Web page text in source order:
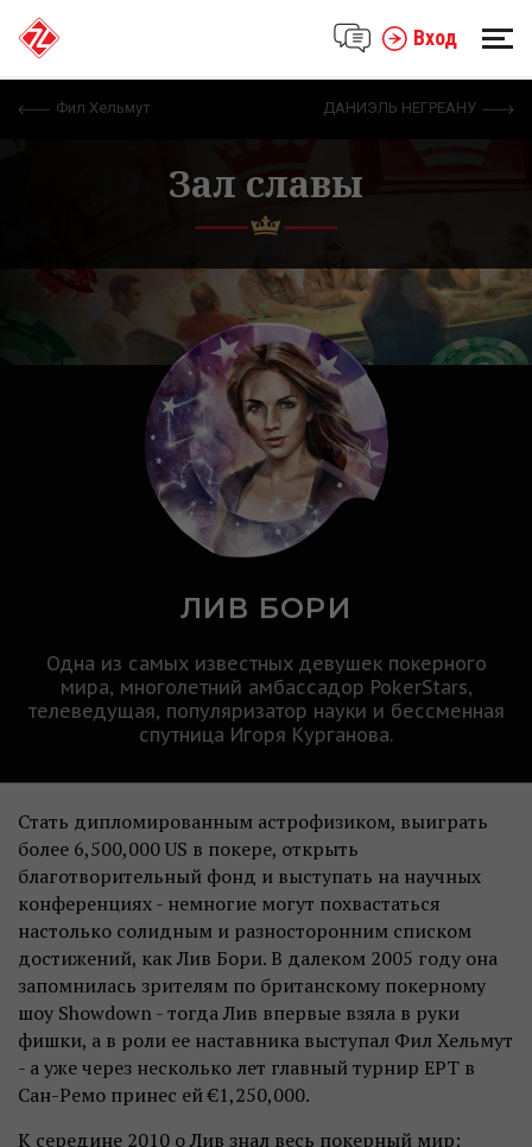
Вход
Фил Хельмут ДАНИЭЛЬ НЕГРЕАНУ
Зал славы
ЛИВ БОРИ
Одна из самых известных девушек покерного
мира, многолетний амбассадор PokerStars,
телеведущая, популяризатор науки и бессменная
спутница Игоря Курганова.
Стать дипломированным астрофизиком, выиграть
более 6,500,000 US в покере, открыть
благотворительный фонд и выступать на научных
конференциях - немногие могут похвастаться
настолько солидным и разносторонним списком
достижений, как Лив Бори. В далеком 2005 году она
запомнилась зрителям по британскому покерному
шоу Showdown - тогда Лив впервые взяла в руки
фишки, а в роли ее наставника выступал Фил Хельмут
- а уже через несколько лет главный турнир EPT в
Сан-Ремо принес ей €1,250,000.
К середине 2010 о Лив знал весь покерный мир: